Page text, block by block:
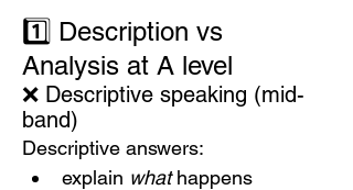
1️⃣ Description vs
Analysis at A level
❌ Descriptive speaking (mid-
band)
Descriptive answers:
explain what happens